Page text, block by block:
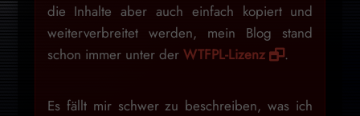
die Inhalte aber auch einfach kopiert und
weiterverbreitet werden, mein Blog stand
schon immer unter der WTFPL-Lizenz .
Es fällt mir schwer zu beschreiben, was ich